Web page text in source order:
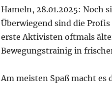
Hameln, 28.01.2025: Noch
Überwiegend sind die
erste Aktivisten oftmals
Bewegungstrainig in
Am meisten Spaß macht es